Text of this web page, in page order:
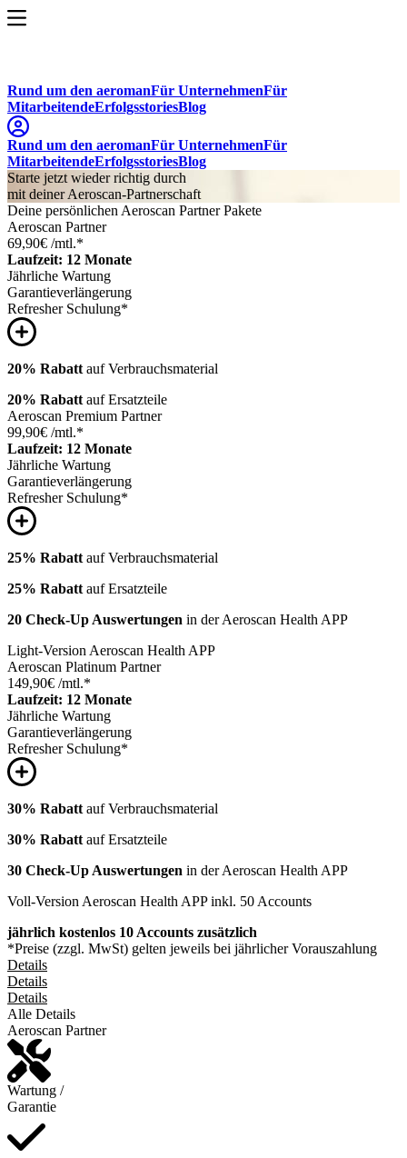
Rund um den aeromanFür UnternehmenFür
MitarbeitendeErfolgsstoriesBlog
Rund um den aeromanFür UnternehmenFür
MitarbeitendeErfolgsstoriesBlog
Starte jetzt wieder richtig durch
mit deiner Aeroscan-Partnerschaft
Deine persönlichen Aeroscan Partner Pakete
Aeroscan Partner
69,90€ /mtl.*
Laufzeit: 12 Monate
Jährliche Wartung
Garantieverlängerung
Refresher Schulung*
20% Rabatt auf Verbrauchsmaterial
20% Rabatt auf Ersatzteile
Aeroscan Premium Partner
99,90€ /mtl.*
Laufzeit: 12 Monate
Jährliche Wartung
Garantieverlängerung
Refresher Schulung*
25% Rabatt auf Verbrauchsmaterial
25% Rabatt auf Ersatzteile
20 Check-Up Auswertungen in der Aeroscan Health APP
Light-Version Aeroscan Health APP
Aeroscan Platinum Partner
149,90€ /mtl.*
Laufzeit: 12 Monate
Jährliche Wartung
Garantieverlängerung
Refresher Schulung*
30% Rabatt auf Verbrauchsmaterial
30% Rabatt auf Ersatzteile
30 Check-Up Auswertungen in der Aeroscan Health APP
Voll-Version Aeroscan Health APP inkl. 50 Accounts
jährlich kostenlos 10 Accounts zusätzlich
*Preise (zzgl. MwSt) gelten jeweils bei jährlicher Vorauszahlung
Details
Details
Details
Alle Details
Aeroscan Partner
Wartung /
Garantie